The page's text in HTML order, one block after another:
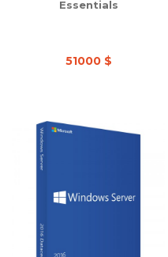
Essentials
51000 $